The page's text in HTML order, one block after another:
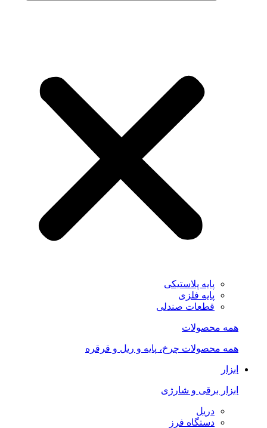
پایه پلاستیکی
پایه فلزی
قطعات صندلی
همه محصولات
همه محصولات چرخ، پایه و ریل و قرقره
ابزار
ابزار برقی و شارژی
دریل
دستگاه فرز